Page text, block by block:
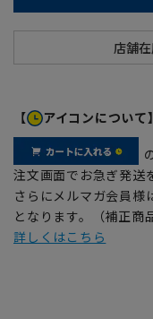
【 アイコンについて】
注文画面でお急ぎ発送
さらにメルマガ会員様
となります。（補正商
詳しくはこちら